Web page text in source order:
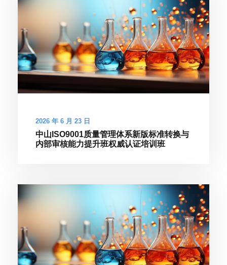
2026 年 6 月 23 日
中山ISO9001质量管理体系新版标准转换与
内部审核能力提升班权威认证培训班